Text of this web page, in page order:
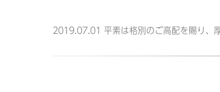
2019.07.01 平素は格別のご高配を賜り、